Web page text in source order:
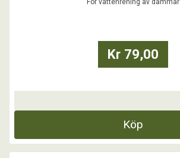
slam minskar.
För vattenrening av dammar
Kr 79,00
Köp